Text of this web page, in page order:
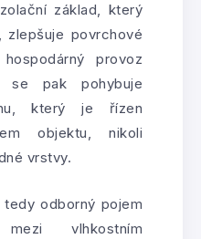
základ, který
zlepšuje povrchové
provoz
se pak pohybuje
který je řízen
objektu, nikoli
vrstvy.
tedy odborný pojem
vlhkostním